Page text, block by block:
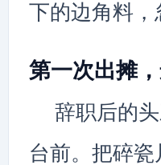
下的边角料，
第一次出摊
辞职后的
台前。把碎